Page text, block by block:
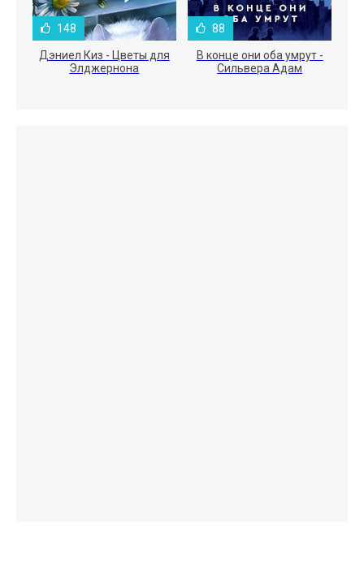
148
Дэниел Киз - Цветы для
Элджернона
88
В конце они оба умрут -
Сильвера Адам